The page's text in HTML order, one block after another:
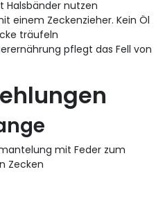
Halsbänder nutzen
einem Zeckenzieher. Kein Öl
träufeln
pflegt das Fell von
mit Feder zum
Zecken